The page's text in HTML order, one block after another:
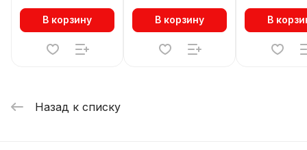
В корзину В корзину В
Назад к списку